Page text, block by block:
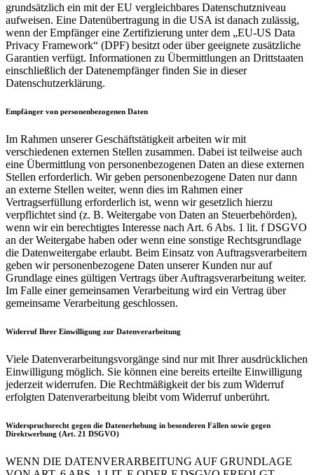
grundsätzlich ein mit der EU vergleichbares Datenschutzniveau
aufweisen. Eine Datenübertragung in die USA ist danach zulässig,
wenn der Empfänger eine Zertifizierung unter dem „EU-US Data
Privacy Framework“ (DPF) besitzt oder über geeignete zusätzliche
Garantien verfügt. Informationen zu Übermittlungen an Drittstaaten
einschließlich der Datenempfänger finden Sie in dieser
Datenschutzerklärung.
Empfänger von personenbezogenen Daten
Im Rahmen unserer Geschäftstätigkeit arbeiten wir mit
verschiedenen externen Stellen zusammen. Dabei ist teilweise auch
eine Übermittlung von personenbezogenen Daten an diese externen
Stellen erforderlich. Wir geben personenbezogene Daten nur dann
an externe Stellen weiter, wenn dies im Rahmen einer
Vertragserfüllung erforderlich ist, wenn wir gesetzlich hierzu
verpflichtet sind (z. B. Weitergabe von Daten an Steuerbehörden),
wenn wir ein berechtigtes Interesse nach Art. 6 Abs. 1 lit. f DSGVO
an der Weitergabe haben oder wenn eine sonstige Rechtsgrundlage
die Datenweitergabe erlaubt. Beim Einsatz von Auftragsverarbeitern
geben wir personenbezogene Daten unserer Kunden nur auf
Grundlage eines gültigen Vertrags über Auftragsverarbeitung weiter.
Im Falle einer gemeinsamen Verarbeitung wird ein Vertrag über
gemeinsame Verarbeitung geschlossen.
Widerruf Ihrer Einwilligung zur Datenverarbeitung
Viele Datenverarbeitungsvorgänge sind nur mit Ihrer ausdrücklichen
Einwilligung möglich. Sie können eine bereits erteilte Einwilligung
jederzeit widerrufen. Die Rechtmäßigkeit der bis zum Widerruf
erfolgten Datenverarbeitung bleibt vom Widerruf unberührt.
Widerspruchsrecht gegen die Datenerhebung in besonderen Fällen sowie gegen
Direktwerbung (Art. 21 DSGVO)
WENN DIE DATENVERARBEITUNG AUF GRUNDLAGE